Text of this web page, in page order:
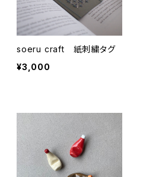
soeru craft 紙刺繍タグ
¥3,000